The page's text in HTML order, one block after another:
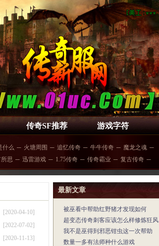
传奇SF推荐 游戏字符
什么 ─ 火塘周围 ─ 追忆传奇 ─ 牛牛传奇 ─ 魔龙之魂 ─
思 ─ 迅雷游戏 ─ 1.75传奇 ─ 传奇霸业 ─ 复古传奇 ─
[2020-04-10]
[2022-07-02]
[2020-11-13]
最新文章
被巫看中帮助红野猪才发现如何
超变态传奇刺客应该怎么样修炼狂风
我不是巫得到邪恶钳虫这一次帮助
数量一多有法师种什么游戏